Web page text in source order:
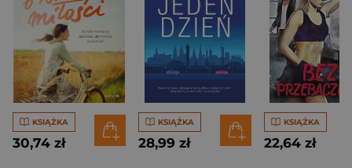
KSIĄŻKA
30,74 zł
KSIĄŻKA
28,99 zł
KSIĄŻKA
22,64 zł